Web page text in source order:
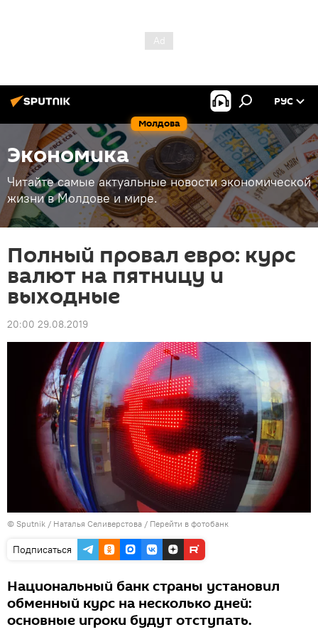
Молдова
РУС
Экономика
Читайте самые актуальные новости экономической
жизни в Молдове и мире.
Полный провал евро: курс
валют на пятницу и
выходные
20:00 29.08.2019
© Sputnik / Наталья Селиверстова / Перейти в фотобанк
Подписаться
Национальный банк страны установил
обменный курс на несколько дней:
основные игроки будут отступать.